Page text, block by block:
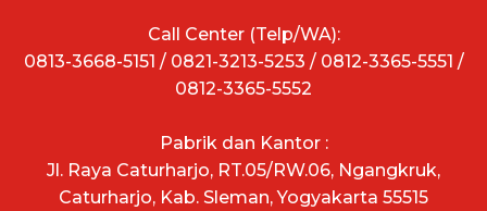
Call Center (Telp/WA):
0813-3668-5151 / 0821-3213-5253 / 0812-3365-5551 /
0812-3365-5552
Pabrik dan Kantor :
Jl. Raya Caturharjo, RT.05/RW.06, Ngangkruk,
Caturharjo, Kab. Sleman, Yogyakarta 55515